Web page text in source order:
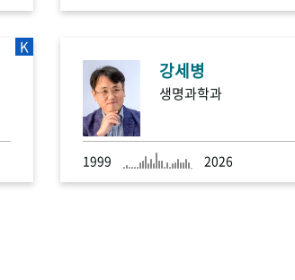
K
강세병
생명과학과
1999 2026